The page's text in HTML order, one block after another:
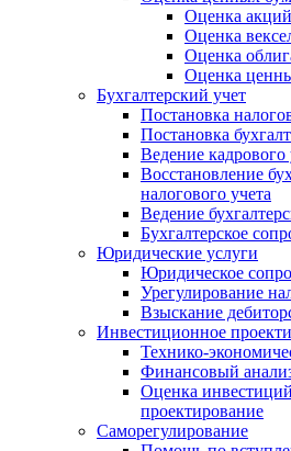
Оценка акций
Оценка
Оценка
Оценка
Бухгалтерский учет
Постановка
Постановка
Ведение кадрового
Восстановление
налогового учета
Ведение
Бухгалтерское
Юридические услуги
Юридическое
Урегулирование
Взыскание
Инвестиционное
Технико-
Финансовый
Оценка
проектирование
Саморегулирование